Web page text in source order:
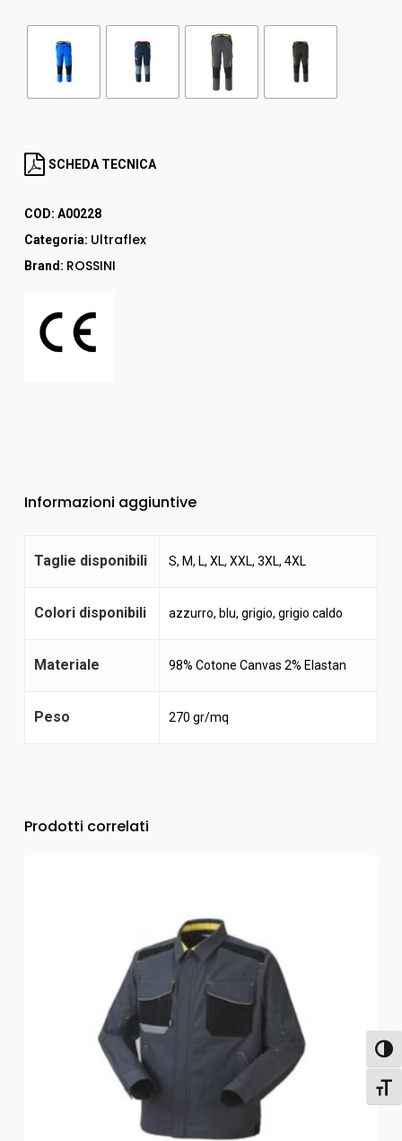
SCHEDA TECNICA
COD: A00228
Categoria: Ultraflex
Brand: ROSSINI
Informazioni aggiuntive
Taglie disponibili S, M, L, XL, XXL, 3XL, 4XL
Colori disponibili azzurro, blu, grigio, grigio caldo
Materiale 98% Cotone Canvas 2% Elastan
Peso 270 gr/mq
Prodotti correlati